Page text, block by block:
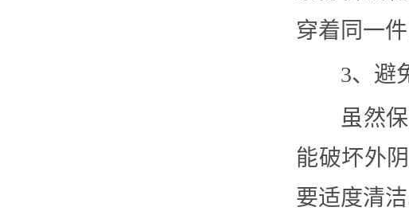
穿着同一件
3、避
虽然
能破坏外
要适度清